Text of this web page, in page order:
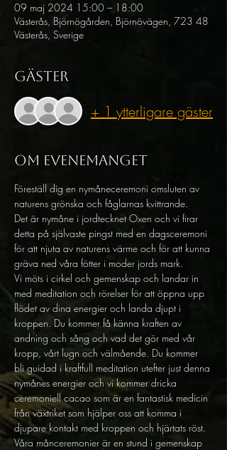
09 maj 2024 15:00 – 18:00
Västerås, Björnögården, Björnövägen, 723 48
Västerås, Sverige
Gäster
+ 1 ytterligare gäster
Om evenemanget
Föreställ dig en nymåneceremoni omsluten av
naturens grönska och fåglarnas kvittrande.
Det är nymåne i jordtecknet Oxen och vi firar
detta på självaste pingst med en dagsceremoni
för att njuta av naturens värme och för att kunna
gräva ned våra fötter i moder jords mark.
Vi möts i cirkel och gemenskap och landar in
med meditation och rörelser för att öppna upp
flödet av dina energier och landa djupt i
kroppen. Du kommer få känna kraften av
andning och sång och vad det gör med vår
kropp, vårt lugn och välmående. Du kommer
bli guidad i kraftfull meditation utefter just denna
nymånes energier och vi kommer dricka
ceremoniell cacao som är en fantastisk medicin
från växtriket som hjälper oss att komma i
djupare kontakt med kroppen och hjärtats röst.
Våra månceremonier är en stund i gemenskap